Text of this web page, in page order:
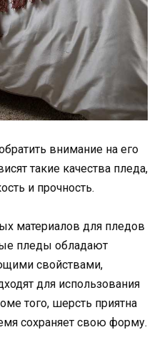
внимание на его
такие качества пледа,
и прочность.
материалов для пледов
пледы обладают
свойствами,
для использования
того, шерсть приятна
сохраняет свою форму.